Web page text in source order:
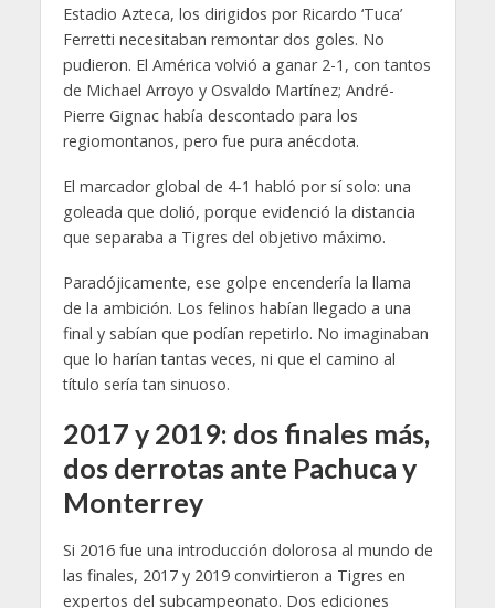
Estadio Azteca, los dirigidos por Ricardo ‘Tuca’
Ferretti necesitaban remontar dos goles. No
pudieron. El América volvió a ganar 2-1, con tantos
de Michael Arroyo y Osvaldo Martínez; André-
Pierre Gignac había descontado para los
regiomontanos, pero fue pura anécdota.
El marcador global de 4-1 habló por sí solo: una
goleada que dolió, porque evidenció la distancia
que separaba a Tigres del objetivo máximo.
Paradójicamente, ese golpe encendería la llama
de la ambición. Los felinos habían llegado a una
final y sabían que podían repetirlo. No imaginaban
que lo harían tantas veces, ni que el camino al
título sería tan sinuoso.
2017 y 2019: dos finales más,
dos derrotas ante Pachuca y
Monterrey
Si 2016 fue una introducción dolorosa al mundo de
las finales, 2017 y 2019 convirtieron a Tigres en
expertos del subcampeonato. Dos ediciones